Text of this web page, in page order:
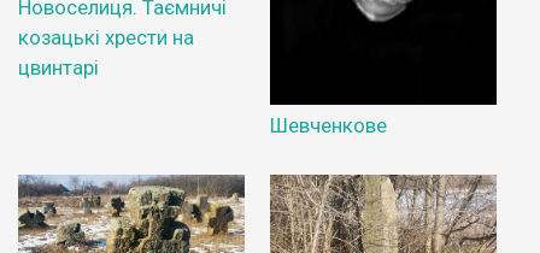
Новоселиця. Таємничі
козацькі хрести на
цвинтарі
Шевченкове